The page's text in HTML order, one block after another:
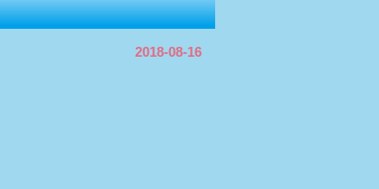
2018-08-16